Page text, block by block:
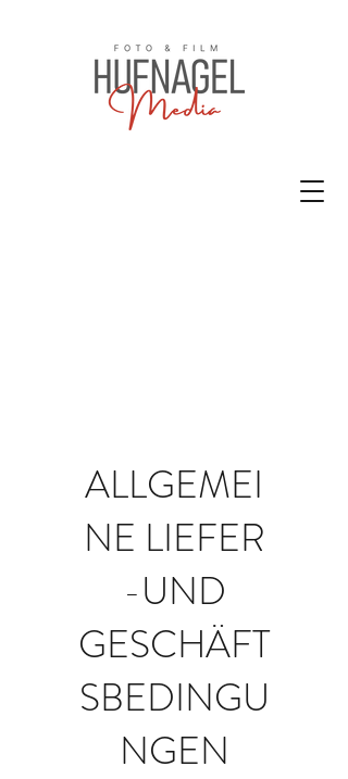
ALLGEMEI
NE LIEFER
-UND
GESCHÄFT
SBEDINGU
NGEN